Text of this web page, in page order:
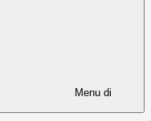
Menu di